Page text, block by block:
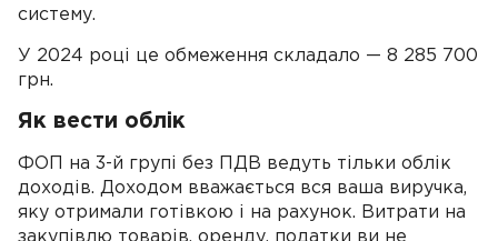
систему.
У 2024 році це обмеження складало — 8 285 700
грн.
Як вести облік
ФОП на 3-й групі без ПДВ ведуть тільки облік
доходів. Доходом вважається вся ваша виручка,
яку отримали готівкою і на рахунок. Витрати на
закупівлю товарів, оренду, податки ви не